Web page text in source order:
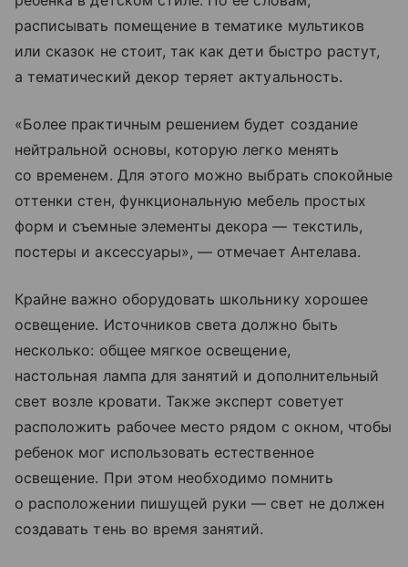
расписывать помещение в тематике мультиков
или сказок не стоит, так как дети быстро растут,
а тематический декор теряет актуальность.
«Более практичным решением будет создание
нейтральной основы, которую легко менять
со временем. Для этого можно выбрать спокойные
оттенки стен, функциональную мебель простых
форм и съемные элементы декора — текстиль,
постеры и аксессуары», — отмечает Антелава.
Крайне важно оборудовать школьнику хорошее
освещение. Источников света должно быть
несколько: общее мягкое освещение,
настольная лампа для занятий и дополнительный
свет возле кровати. Также эксперт советует
расположить рабочее место рядом с окном, чтобы
ребенок мог использовать естественное
освещение. При этом необходимо помнить
о расположении пишущей руки — свет не должен
создавать тень во время занятий.